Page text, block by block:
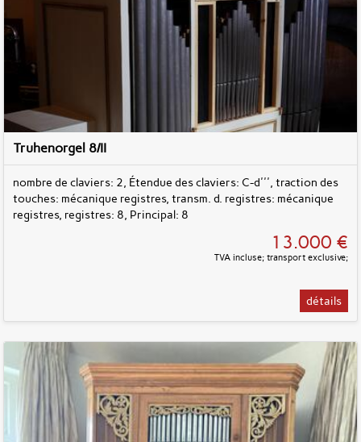
Truhenorgel 8/II
nombre de claviers: 2, Étendue des claviers: C-d''', traction des
touches: mécanique registres, transm. d. registres: mécanique
registres, registres: 8, Principal: 8
13.000 €
TVA incluse; transport exclusive;
détails